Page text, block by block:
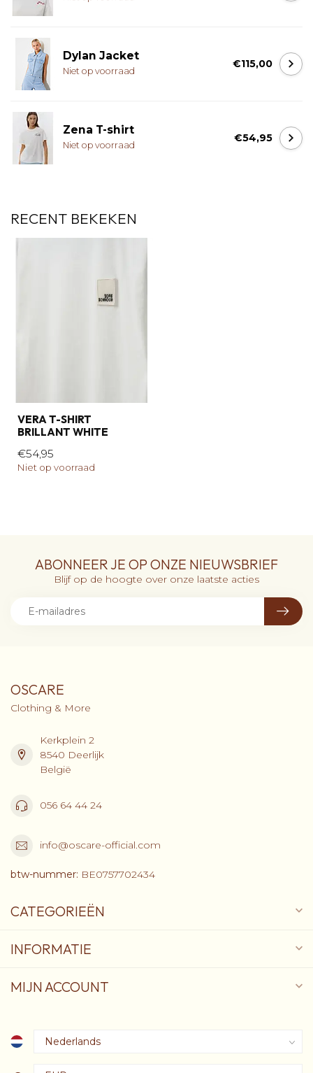
Dylan Jacket
Niet op voorraad
€115,00
Zena T-shirt
Niet op voorraad
€54,95
RECENT BEKEKEN
VERA T-SHIRT
BRILLANT WHITE
€54,95
Niet op voorraad
ABONNEER JE OP ONZE NIEUWSBRIEF
Blijf op de hoogte over onze laatste acties
OSCARE
Clothing & More
Kerkplein 2
8540 Deerlijk
België
056 64 44 24
info@oscare-official.com
btw-nummer: BE0757702434
CATEGORIEËN
INFORMATIE
MIJN ACCOUNT